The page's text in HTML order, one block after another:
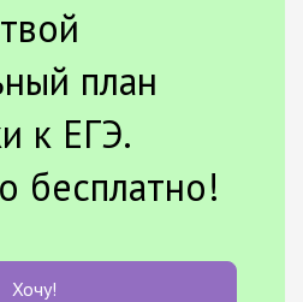
план
к ЕГЭ.
бесплатно!
Хочу!